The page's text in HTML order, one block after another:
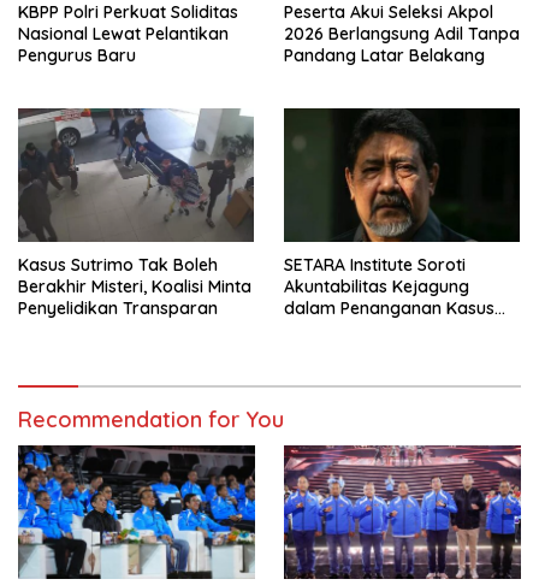
KBPP Polri Perkuat Soliditas
Nasional Lewat Pelantikan
Pengurus Baru
Peserta Akui Seleksi Akpol
2026 Berlangsung Adil Tanpa
Pandang Latar Belakang
Kasus Sutrimo Tak Boleh
Berakhir Misteri, Koalisi Minta
Penyelidikan Transparan
SETARA Institute Soroti
Akuntabilitas Kejagung
dalam Penanganan Kasus
Recommendation for You